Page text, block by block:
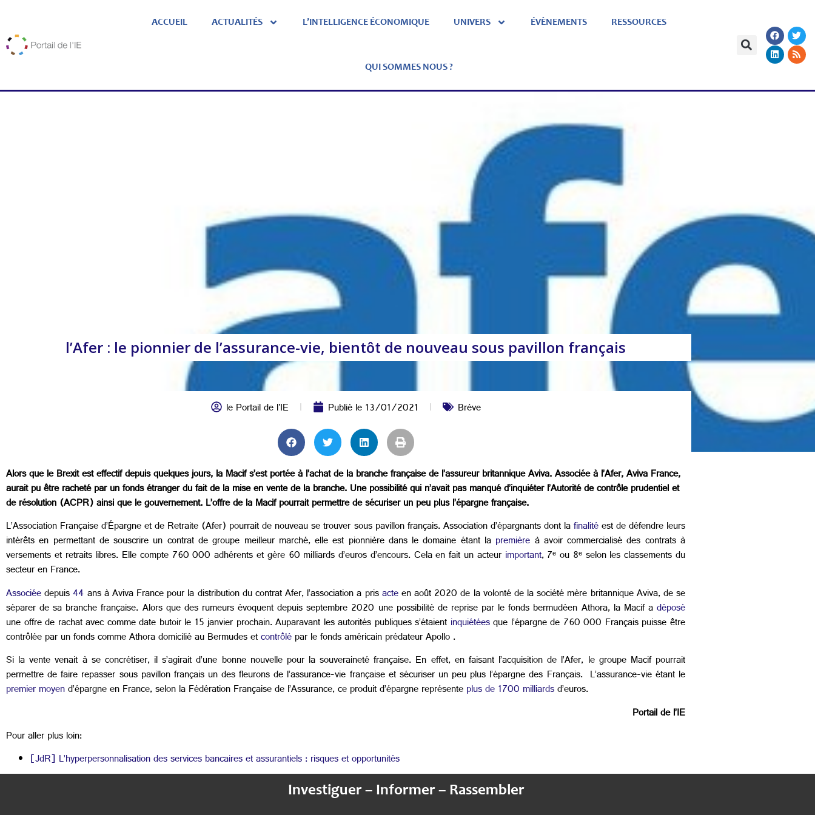
ACCUEIL ACTUALITÉS L’INTELLIGENCE ÉCONOMIQUE UNIVERS ÉVÈNEMENTS RESSOURCES
QUI SOMMES NOUS ?
l’Afer : le pionnier de l’assurance-vie, bientôt de nouveau sous pavillon français
le Portail de l'IE Publié le13/01/2021 Brève
Alors que le Brexit est effectif depuis quelques jours, la Macif s’est portée à l’achat de la branche française de l’assureur britannique Aviva. Associée à l’Afer, Aviva France,
aurait pu être racheté par un fonds étranger du fait de la mise en vente de la branche. Une possibilité qui n’avait pas manqué d’inquiéter l’Autorité de contrôle prudentiel et
de résolution (ACPR) ainsi que le gouvernement. L’offre de la Macif pourrait permettre de sécuriser un peu plus l’épargne française.
L’Association Française d’Épargne et de Retraite (Afer) pourrait de nouveau se trouver sous pavillon français. Association d’épargnants dont lafinalitéest de défendre leurs
intérêts en permettant de souscrire un contrat de groupe meilleur marché, elle est pionnière dans le domaine étant la première à avoir commercialisé des contrats à
versements et retraits libres. Elle compte 760 000 adhérents et gère 60 milliards d’euros d’encours. Cela en fait un acteur important, 7ᵉ ou 8ᵉ selon les classements du
secteur en France.
Associéedepuis44ans à Aviva France pour la distribution du contrat Afer, l’association a prisacteen août 2020 de la volonté de la société mère britannique Aviva, de se
séparer de sa branche française. Alors que des rumeurs évoquent depuis septembre 2020 une possibilité de reprise par le fonds bermudéen Athora, la Macif adéposé
une offre de rachat avec comme date butoir le 15 janvier prochain. Auparavant les autorités publiques s’étaient inquiétéesque l’épargne de 760 000 Français puisse être
contrôlée par un fonds comme Athora domicilié au Bermudes etcontrôlépar le fonds américain prédateur Apollo .
Si la vente venait à se concrétiser, il s’agirait d’une bonne nouvelle pour la souveraineté française. En effet, en faisant l’acquisition de l’Afer, le groupe Macif pourrait
permettre de faire repasser sous pavillon français un des fleurons de l’assurance-vie française et sécuriser un peu plus l’épargne des Français. L’assurance-vie étant le
premier moyend’épargne en France, selon la Fédération Française de l’Assurance, ce produit d’épargne représenteplus de 1700 milliardsd’euros.
Portail de l’IE
Pour aller plus loin:
[JdR] L’hyperpersonnalisation des services bancaires et assurantiels : risques et opportunités
Investiguer – Informer – Rassembler